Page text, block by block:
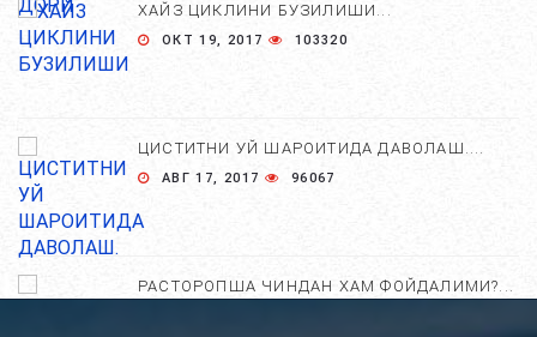
ХАЙЗ ЦИКЛИНИ БУЗИЛИШИ...
ОКТ 19, 2017 103320
ЦИСТИТНИ УЙ ШАРОИТИДА ДАВОЛАШ....
АВГ 17, 2017 96067
РАСТОРОПША ЧИНДАН ХАМ ФОЙДАЛИМИ?...